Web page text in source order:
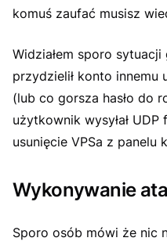
komuś zaufać musisz
Widziałem sporo sytuacji
przydzielił konto
(lub co gorsza hasło do
użytkownik wysyłał
usunięcie VPSa z panelu
Wykonywanie
Sporo osób mówi że nic